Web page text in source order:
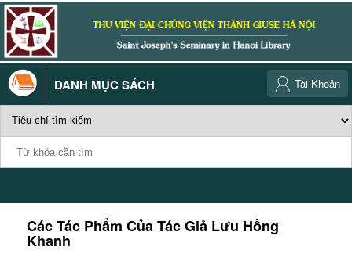
DANH MỤC SÁCH Tài Khoản
Các Tác Phẩm Của Tác Giả Lưu Hồng
Khanh